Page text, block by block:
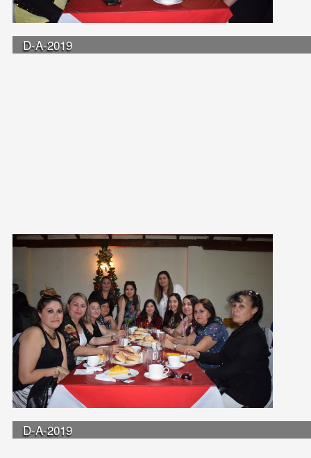
D-A-2019
D-A-2019